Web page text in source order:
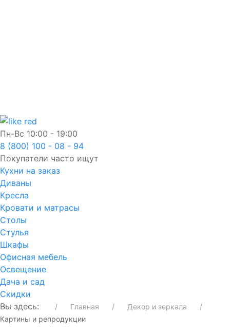
Пн-Вс 10:00 - 19:00
8 (800) 100 - 08 - 94
Покупатели часто ищут
Кухни на заказ
Диваны
Кресла
Кровати и матрасы
Столы
Стулья
Шкафы
Офисная мебель
Освещение
Дача и сад
Скидки
Вы здесь:
Главная
Декор и зеркала
Картины и репродукции